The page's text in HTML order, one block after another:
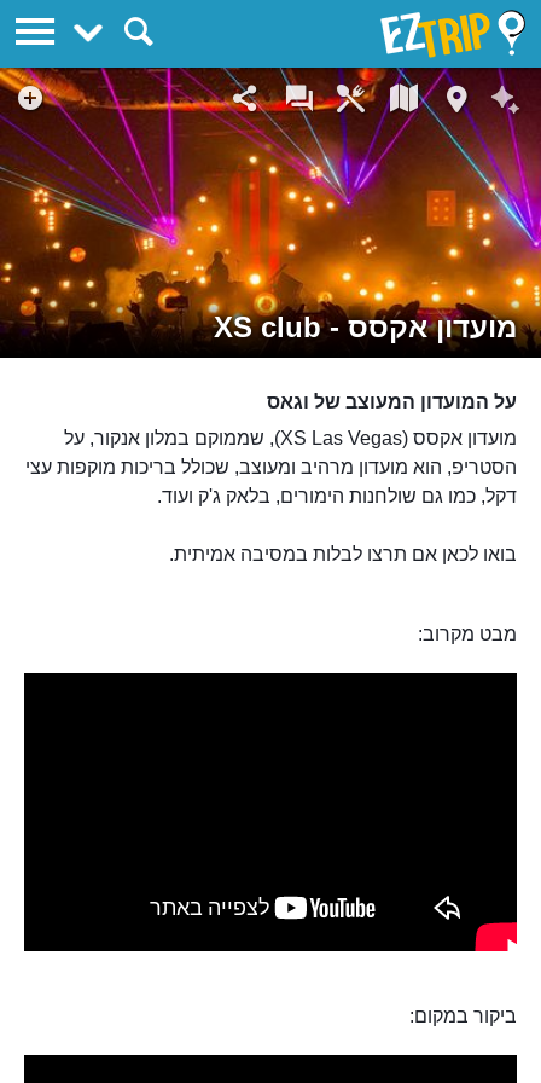
מועדון אקסס - XS club
על המועדון המעוצב של וגאס
מועדון אקסס (XS Las Vegas), שממוקם במלון אנקור, על
הסטריפ, הוא מועדון מרהיב ומעוצב, שכולל בריכות מוקפות עצי
דקל, כמו גם שולחנות הימורים, בלאק ג'ק ועוד.
בואו לכאן אם תרצו לבלות במסיבה אמיתית.
מבט מקרוב:
ביקור במקום:
EZTrip